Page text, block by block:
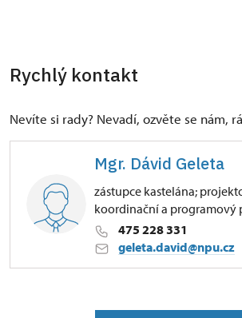
Rychlý kontakt
Nevíte si rady? Nevadí, ozvěte se nám,
Mgr. Dávid Geleta
zástupce kastelána;
koordinační a programový
475 228 331
geleta.david@npu.cz
Zámecká 63/, Velké Březno